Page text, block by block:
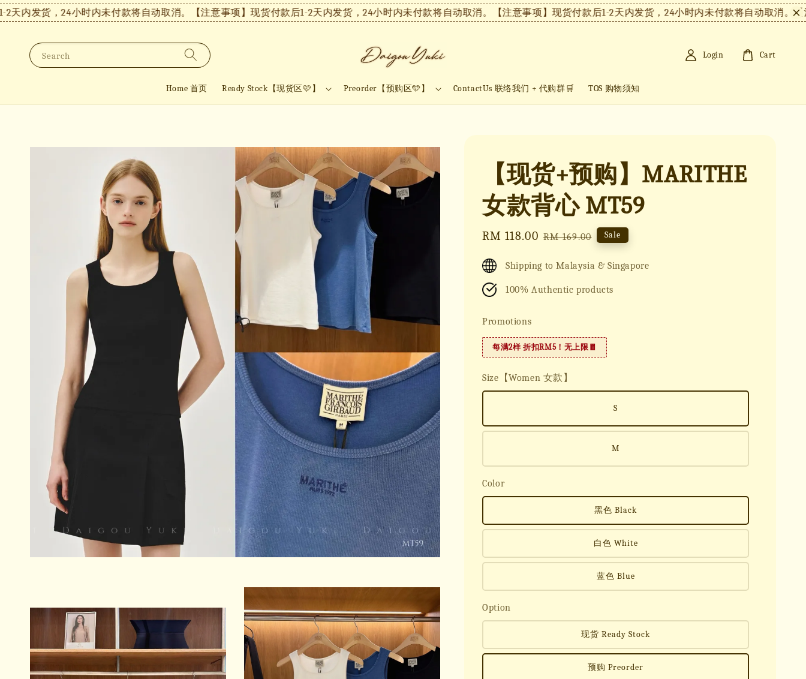
货，24小时内未付款将自动取消。【注意事项】现货付款后1-2天内发货，24小时内未付款将自动取消。【注意事项】现货付款后1-2天内发货，24小时内未付款将自动取消。【注意事
Search
Home 首页 Ready Stock【现货区🩷】 Preorder【预购区🩵】 ContactUs 联络我们 + 代购群🛒 TOS 购物须知
Login Cart
【现货+预购】MARITHE
女款背心 MT59
Sale
RM 118.00 Regular
RM 169.00 Sale
Shipping to Malaysia & Singapore
100% Authentic products
Promotions
每满2样 折扣RM5！无上限🧧
Size【Women 女款】
S
M
Color
黑色 Black
白色 White
蓝色 Blue
Option
现货 Ready Stock
预购 Preorder